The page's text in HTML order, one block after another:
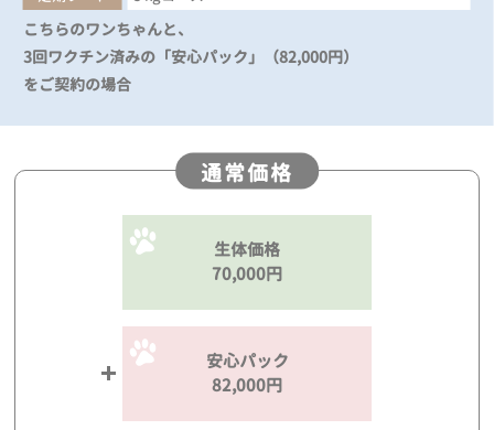
こちらのワンちゃんと、
3回ワクチン済みの「安心パック」（82,000円）
をご契約の場合
通常価格
生体価格
70,000円
安心パック
82,000円